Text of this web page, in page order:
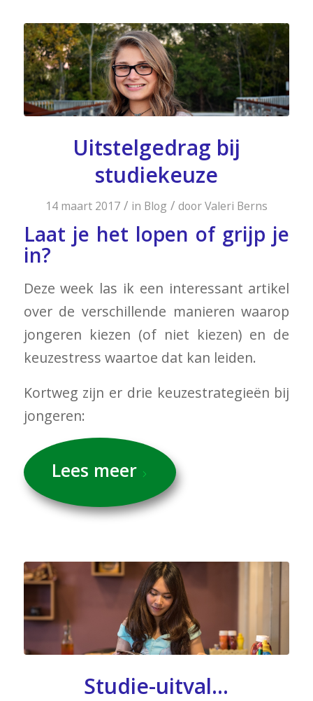
Uitstelgedrag bij
studiekeuze
14 maart 2017 / in Blog / doorValeri Berns
Laat je het lopen of grijp je
in?
Deze week las ik een interessant artikel
over de verschillende manieren waarop
jongeren kiezen (of niet kiezen) en de
keuzestress waartoe dat kan leiden.
Kortweg zijn er drie keuzestrategieën bij
jongeren:
Lees meer
Studie-uitval…